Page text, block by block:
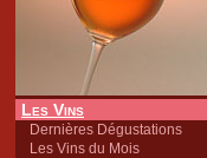
Les Vins
Dernières Dégustations
Les Vins du Mois